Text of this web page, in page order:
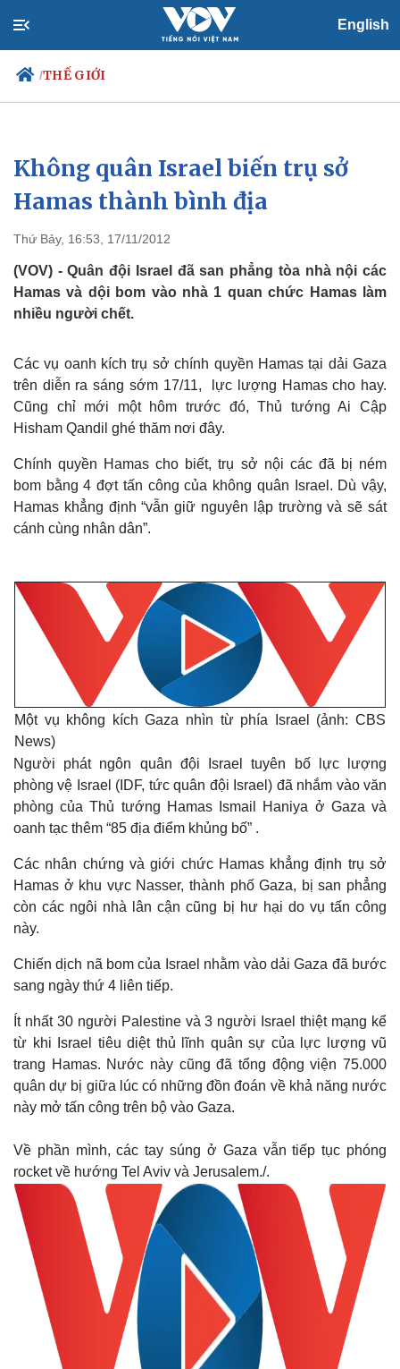
English
/THẾ GIỚI
Chính trị
Đảng
Tổ chức nhân sự
Nhận diện sự thật
Xã hội
Tin 24h
Dự báo thời tiết
Việc làm
Biển đảo
Không quân Israel biến trụ sở
Hamas thành bình địa
Thứ Bảy, 16:53, 17/11/2012
(VOV) - Quân đội Israel đã san phẳng tòa nhà nội các
Hamas và dội bom vào nhà 1 quan chức Hamas làm
nhiều người chết.
Các vụ oanh kích trụ sở chính quyền Hamas tại dải Gaza
trên diễn ra sáng sớm 17/11, lực lượng Hamas cho hay.
Cũng chỉ mới một hôm trước đó, Thủ tướng Ai Cập
Hisham Qandil ghé thăm nơi đây.
Chính quyền Hamas cho biết, trụ sở nội các đã bị ném
bom bằng 4 đợt tấn công của không quân Israel. Dù vậy,
Hamas khẳng định “vẫn giữ nguyên lập trường và sẽ sát
cánh cùng nhân dân”.
Một vụ không kích Gaza nhìn từ phía Israel (ảnh: CBS
News)
Người phát ngôn quân đội Israel tuyên bố lực lượng
phòng vệ Israel (IDF, tức quân đội Israel) đã nhắm vào văn
phòng của Thủ tướng Hamas Ismail Haniya ở Gaza và
oanh tạc thêm “85 địa điểm khủng bố” .
Các nhân chứng và giới chức Hamas khẳng định trụ sở
Hamas ở khu vực Nasser, thành phố Gaza, bị san phẳng
còn các ngôi nhà lân cận cũng bị hư hại do vụ tấn công
này.
Chiến dịch nã bom của Israel nhằm vào dải Gaza đã bước
sang ngày thứ 4 liên tiếp.
Ít nhất 30 người Palestine và 3 người Israel thiệt mạng kể
từ khi Israel tiêu diệt thủ lĩnh quân sự của lực lượng vũ
trang Hamas. Nước này cũng đã tổng động viện 75.000
quân dự bị giữa lúc có những đồn đoán về khả năng nước
này mở tấn công trên bộ vào Gaza.
Về phần mình, các tay súng ở Gaza vẫn tiếp tục phóng
rocket về hướng Tel Aviv và Jerusalem./.